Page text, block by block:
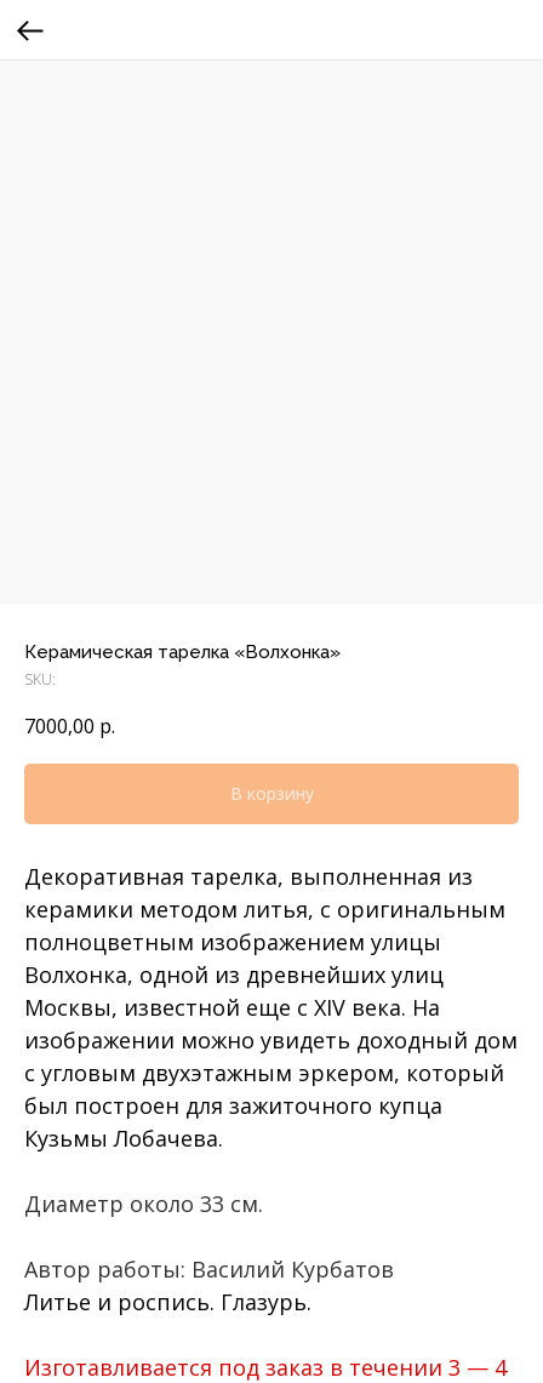
Керамическая тарелка «Волхонка»
SKU:
7000,00 р.
В корзину
Декоративная тарелка, выполненная из
керамики методом литья, с оригинальным
полноцветным изображением улицы
Волхонка, одной из древнейших улиц
Москвы, известной еще с XIV века. На
изображении можно увидеть доходный дом
с угловым двухэтажным эркером, который
был построен для зажиточного купца
Кузьмы Лобачева.
Диаметр около 33 см.
Автор работы: Василий Курбатов
Литье и роспись. Глазурь.
Изготавливается под заказ в течении 3 — 4